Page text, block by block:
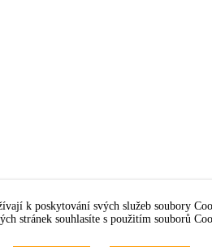
k poskytování svých služeb soubory
stránek souhlasíte s použitím souborů